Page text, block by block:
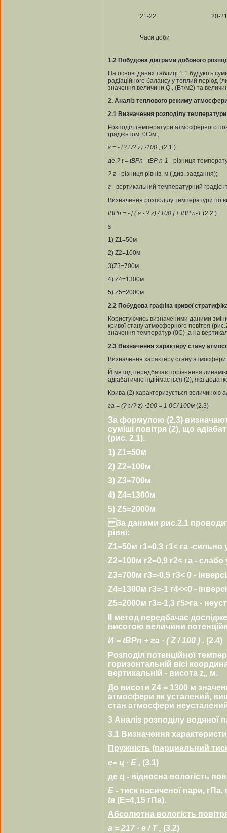
21-22 20-21
Часи доби
1.2 Побудова діаграми добового
На основі даних таблиці 1.1 будують
радіаційного балансу у теплий період
значення величини Q , (Вт/м2) та
2. Аналіз теплового режиму
2.1 Визначення розподілу
Розподіл температури атмосферного
градієнтом, 0С/м ,
г = - (? t /? z) ·100 , (2.1.)
де ? t = tВРn - tВР n-1 - різниця
? z - різниця рівнів, м ( див. завдання);
г - вертикальний температурний
Визначення розподілу температури по
tВРn = - [ ( г · ? z) / 100 ] + tВР n-1 (2.2.)
s
1) Z1=50м
2) Z2=100м
3)Z3=700м
4) Z4=1300м
5) Z5=2000м
2.2 Побудова графіка кривої
Користуючись визначеними даними
кривої стану атмосферного повітря
значення температур (0С) ,а на
2.3 Визначення характеру стану
Визначення характеру стану
Й метод передбачає порівняння
адіабатично підіймається (2), яка
Крива (2) характеризується величиною
га = (? t /? z) ·100 = 1 0С/ 100м (2.3)
За формулою (2.3)
суміші повітря (2), що
(рис. 2.1).
1) Z1=50м
2) Z2=100м
3) Z3=700м
4) Z4=1300м
5) Z5=2000м
За даними рис.2.1
рівні:
Z1=50м г1=0,3 г1< гa -сильно
Z2=100м г2=0,9 г2< гa - слабо
Z3=700м г3=-0,5 г3< 0 -
Z4=1300м г3=-1 г4<<0 -
Z5=2000м г3=-1,3 г5>гa -
ІІ метод передбачає
висотою величини
И = tВРп + га · ( Z / 100 ) . (2.4)
Розподіл потенційної
горизонтальній вісі
вертикальній - висота z,, м.
До висоти Z4 = 1300 м
атмосфери як усталений,
стан атмосфери
3 Аналіз розподілу водяної
3.1 Визначення
Пружність (парциальний
е= ц · Е , (3.1)
де ц - відносна вологість
Е - тиск насиченої пари,
tа (Е=4,15 гПа).
Абсолютна вологість
а = 217 · е / Т , (3.2)